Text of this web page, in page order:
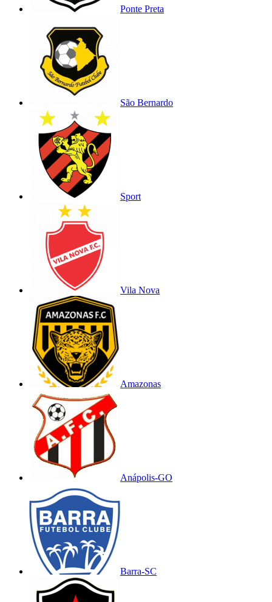
Ponte Preta
São Bernardo
Sport
Vila Nova
Amazonas
Anápolis-GO
Barra-SC